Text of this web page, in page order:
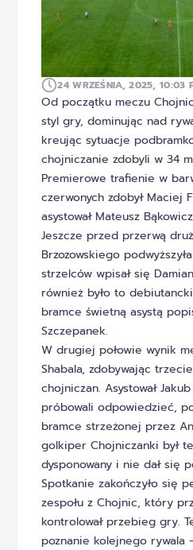
24 WRZEŚNIA, 2025, 10:03
Od początku meczu
styl gry, dominując nad
kreując sytuacje
chojniczanie zdobyli w 34
Premierowe trafienie w
czerwonych zdobył Maciej
asystował Mateusz
Jeszcze przed przerwą
Brzozowskiego
strzelców wpisał się
również było to
bramce świetną asystą
Szczepanek.
W drugiej połowie wynik
Shabala, zdobywając
chojniczan. Asystował
próbowali odpowiedzieć,
bramce strzeżonej przez
golkiper Chojniczanki był
dysponowany i nie dał się
Spotkanie zakończyło się
zespołu z Chojnic, który
kontrolował przebieg gry.
poznanie kolejnego rywala